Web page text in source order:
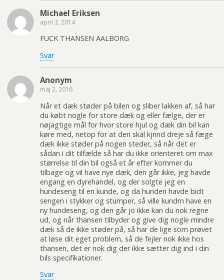
Michael Eriksen
april 3, 2014
FUCK THANSEN AALBORG
Svar
Anonym
maj 2, 2016
Når et dæk støder på bilen og sliber lakken af, så har
du købt nogle for store dæk og eller fælge, der er
nøjagtige mål for hvor store hjul og dæk din bil kan
køre med, netop for at den skal kjnnd dreje så fæge
dæk ikke støder på nogen steder, så når det er
sådan i dit tilfælde så har du ikke orienteret om max
størrelse til din bil også et år efter kommer du
tilbage og vil have nye dæk, den går ikke, jeg havde
engang en dyrehandel, og der solgte jeg en
hundeseng til en kunde, og da hunden havde bidt
sengen i stykker og stumper, så ville kundrn have en
ny hundeseng, og den går jo ikke kan du nok regne
ud, og når thansen tilbyder og give dig nogle mindre
dæk så de ikke støder på, så har de lige som prøvet
at løse dit eget problem, så de fejler nok ikke hos
thansen, det er nok dig der ikke sætter dig ind i din
bils specifikationer.
Svar